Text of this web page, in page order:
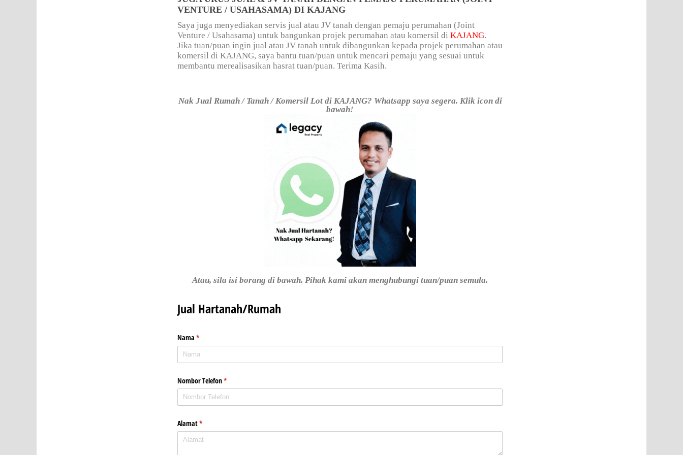
VENTURE / USAHASAMA) DI KAJANG
Saya juga menyediakan servis jual atau JV tanah dengan pemaju perumahan (Joint
Venture / Usahasama) untuk bangunkan projek perumahan atau komersil diKAJANG.
Jika tuan/puan ingin jual atau JV tanah untuk dibangunkan kepada projek perumahan atau
komersil di KAJANG, saya bantu tuan/puan untuk mencari pemaju yang sesuai untuk
membantu merealisasikan hasrat tuan/puan. Terima Kasih.
Nak Jual Rumah / Tanah / Komersil Lot di KAJANG? Whatsapp saya segera. Klik icon di
bawah!
Atau, sila isi borang di bawah. Pihak kami akan menghubungi tuan/puan semula.